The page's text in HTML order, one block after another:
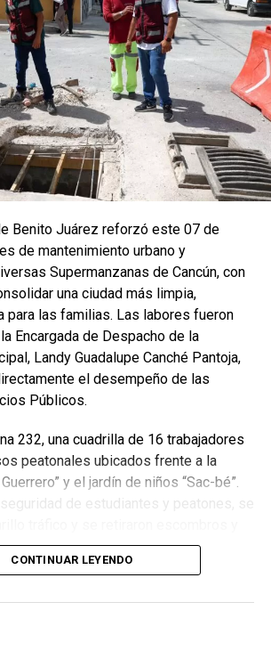
Benito Juárez reforzó este 07 de
de mantenimiento urbano y
Supermanzanas de Cancún, con
una ciudad más limpia,
para las familias. Las labores fueron
Encargada de Despacho de la
Landy Guadalupe Canché Pantoja,
el desempeño de las
Públicos.
232, una cuadrilla de 16 trabajadores
peatonales ubicados frente a la
y el jardín de niños “Sac-bé”.
de estudiantes y peatones, se
acumulados en la zona. Estas
entornos escolares más
CONTINUAR LEYENDO